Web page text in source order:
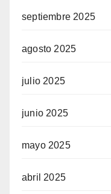
septiembre 2025
agosto 2025
julio 2025
junio 2025
mayo 2025
abril 2025